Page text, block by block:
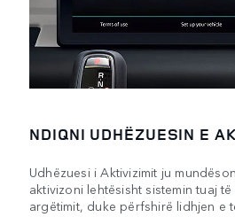
NDIQNI UDHËZUESIN E
Udhëzuesi i Aktivizimit ju
aktivizoni lehtësisht sistemin tuaj
argëtimit, duke përfshirë lidhjen e